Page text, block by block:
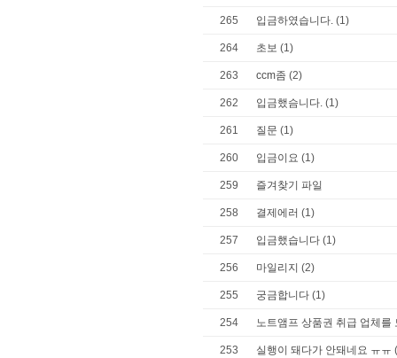
265 입금하였습니다. (1)
264 초보 (1)
263 ccm좀 (2)
262 입금했슴니다. (1)
261 질문 (1)
260 입금이요 (1)
259 즐겨찾기 파일
258 결제에러 (1)
257 입금했습니다 (1)
256 마일리지 (2)
255 궁금합니다 (1)
254 노트앰프 상품권 취급 업체를
253 실행이 돼다가 안돼네요 ㅠㅠ